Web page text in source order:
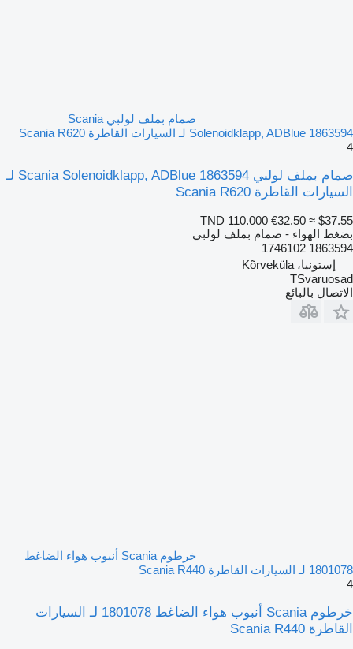
صمام بملف لولبي Scania
Solenoidklapp, ADBlue 1863594 لـ السيارات القاطرة Scania R620
4
صمام بملف لولبي Scania Solenoidklapp, ADBlue 1863594 لـ
السيارات القاطرة Scania R620
TND 110.000 €32.50 ≈ $37.55
بضغط الهواء - صمام بملف لولبي
1863594 1746102
إستونيا، Kõrveküla
TSvaruosad
الاتصال بالبائع
خرطوم Scania أنبوب هواء الضاغط
1801078 لـ السيارات القاطرة Scania R440
4
خرطوم Scania أنبوب هواء الضاغط 1801078 لـ السيارات
القاطرة Scania R440